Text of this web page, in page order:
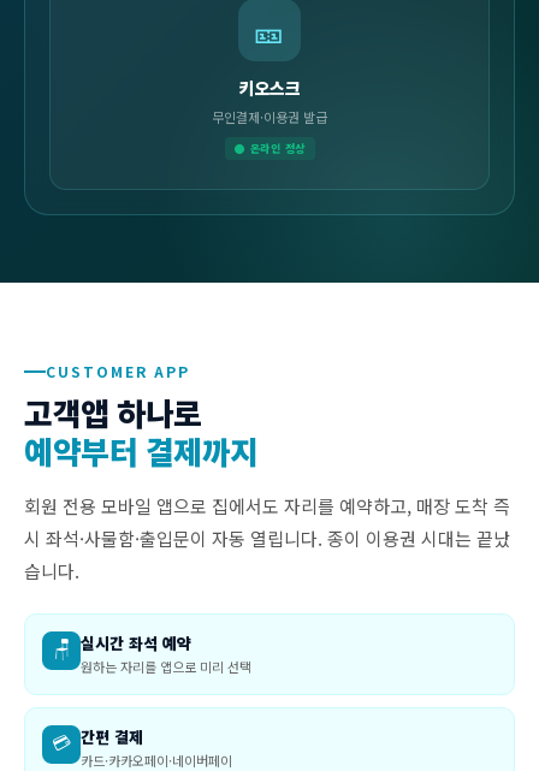
🎫
키오스크
무인결제·이용권 발급
● 온라인 정상
CUSTOMER APP
고객앱 하나로
예약부터 결제까지
회원 전용 모바일 앱으로 집에서도 자리를 예약하고, 매장 도착 즉
시 좌석·사물함·출입문이 자동 열립니다. 종이 이용권 시대는 끝났
습니다.
🪑 실시간 좌석 예약
원하는 자리를 앱으로 미리 선택
💳 간편 결제
카드·카카오페이·네이버페이